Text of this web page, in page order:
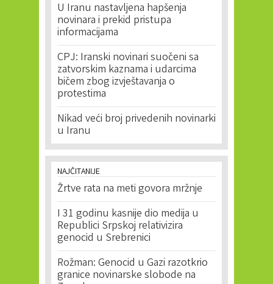
U Iranu nastavljena hapšenja
novinara i prekid pristupa
informacijama
CPJ: Iranski novinari suočeni sa
zatvorskim kaznama i udarcima
bičem zbog izvještavanja o
protestima
Nikad veći broj privedenih novinarki
u Iranu
NAJČITANIJE
Žrtve rata na meti govora mržnje
I 31 godinu kasnije dio medija u
Republici Srpskoj relativizira
genocid u Srebrenici
Rožman: Genocid u Gazi razotkrio
granice novinarske slobode na